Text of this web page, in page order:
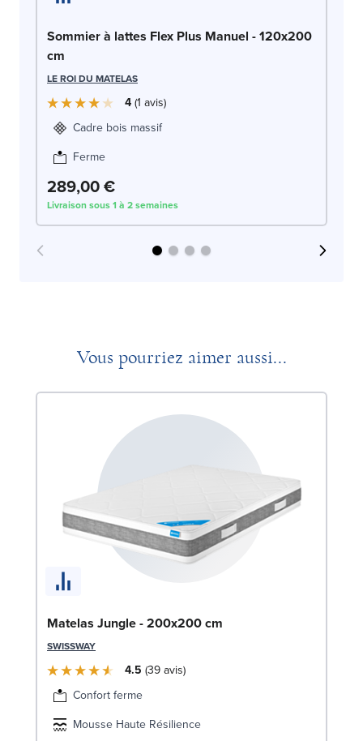
Sommier à lattes Flex Plus Manuel - 120x200
cm
LE ROI DU MATELAS
4 1 avis
Cadre bois massif
Ferme
289,00 €
Livraison sous 1 à 2 semaines
Vous pourriez aimer aussi...
Matelas Jungle - 200x200 cm
SWISSWAY
4.5 39avis
Confort ferme
Mousse Haute Résilience